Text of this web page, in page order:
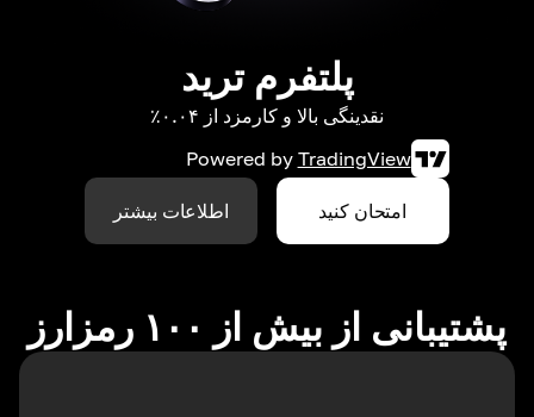
پلتفرم ترید
نقدینگی بالا و کارمزد از ۰.۰۴٪
Powered by TradingView
امتحان کنید اطلاعات بیشتر
پشتیبانی از بیش از ۱۰۰ رمزارز